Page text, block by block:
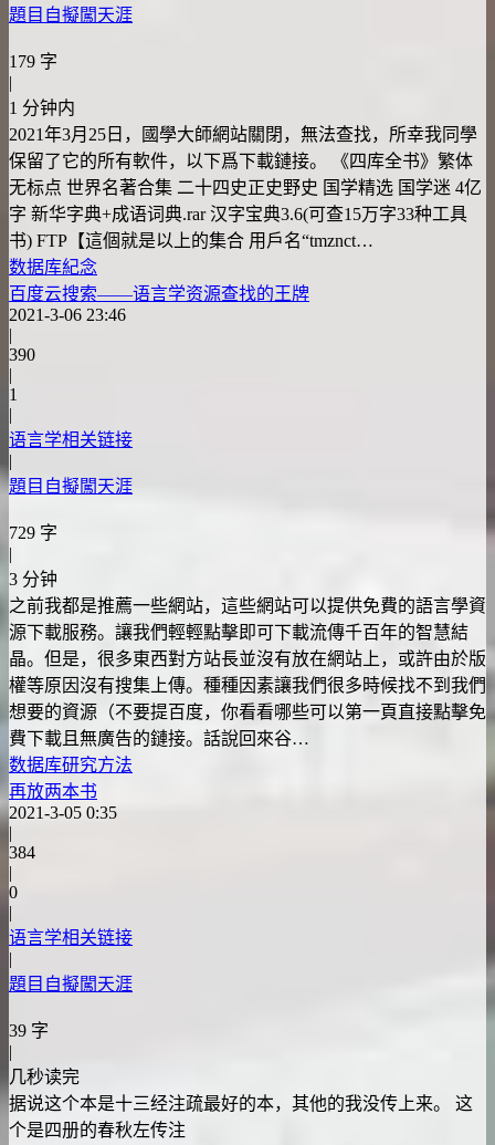
題目自擬闖天涯
179 字
|
1 分钟内
2021年3月25日，國學大師網站關閉，無法查找，所幸我同學
保留了它的所有軟件，以下爲下載鏈接。 《四库全书》繁体
无标点 世界名著合集 二十四史正史野史 国学精选 国学迷 4亿
字 新华字典+成语词典.rar 汉字宝典3.6(可查15万字33种工具
书) FTP【這個就是以上的集合 用戶名“tmznct…
数据库紀念
百度云搜索——语言学资源查找的王牌
2021-3-06 23:46
|
390
|
1
|
语言学相关链接
|
題目自擬闖天涯
729 字
|
3 分钟
之前我都是推薦一些網站，這些網站可以提供免費的語言學資
源下載服務。讓我們輕輕點擊即可下載流傳千百年的智慧結
晶。但是，很多東西對方站長並沒有放在網站上，或許由於版
權等原因沒有搜集上傳。種種因素讓我們很多時候找不到我們
想要的資源（不要提百度，你看看哪些可以第一頁直接點擊免
費下載且無廣告的鏈接。話說回來谷…
数据库研究方法
再放两本书
2021-3-05 0:35
|
384
|
0
|
语言学相关链接
|
題目自擬闖天涯
39 字
|
几秒读完
据说这个本是十三经注疏最好的本，其他的我没传上来。 这
个是四册的春秋左传注